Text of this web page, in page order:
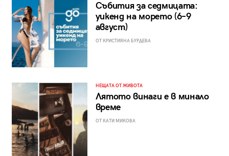
Събития за седмицата:
уикенд на морето (6–9
август)
ОТ КРИСТИЯНА БУРДЕВА
НЕЩАТА ОТ ЖИВОТА
Лятото винаги е в минало
време
ОТ КАТИ МИКОВА